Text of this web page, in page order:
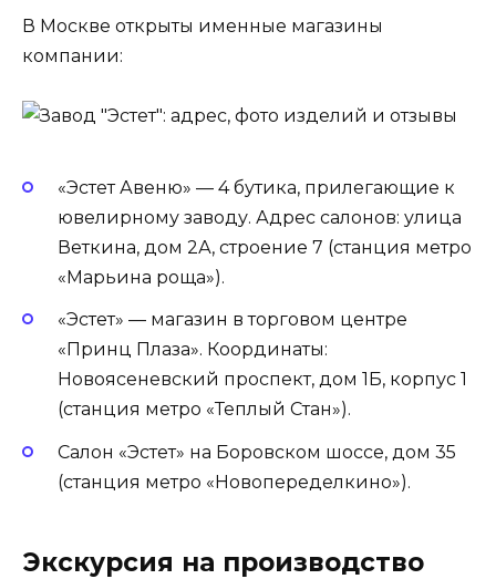
В Москве открыты именные магазины
компании:
«Эстет Авеню» — 4 бутика, прилегающие к
ювелирному заводу. Адрес салонов: улица
Веткина, дом 2А, строение 7 (станция метро
«Марьина роща»).
«Эстет» — магазин в торговом центре
«Принц Плаза». Координаты:
Новоясеневский проспект, дом 1Б, корпус 1
(станция метро «Теплый Стан»).
Салон «Эстет» на Боровском шоссе, дом 35
(станция метро «Новопеределкино»).
Экскурсия на производство